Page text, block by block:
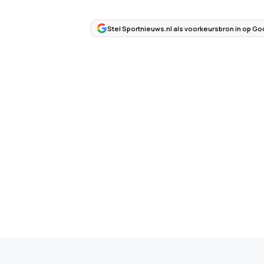
Stel Sportnieuws.nl als voorkeursbron in op